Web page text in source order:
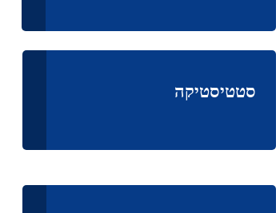
סטטיסטיקה